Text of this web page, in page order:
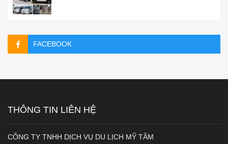
FACEBOOK
THÔNG TIN LIÊN HỆ
CÔNG TY TNHH DỊCH VỤ DU LỊCH MỸ TÂM